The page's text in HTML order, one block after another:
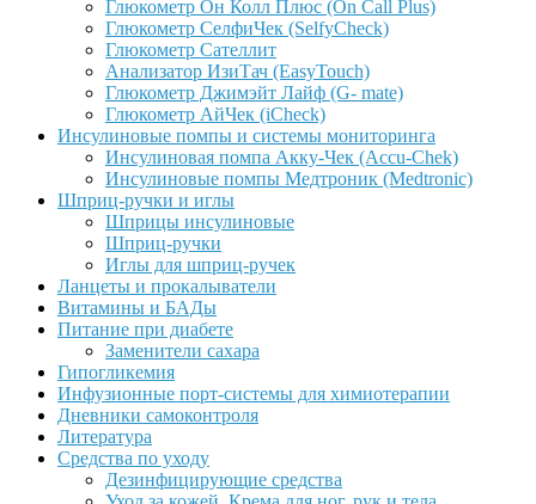
Глюкометр Он Колл Плюс (On Call Plus)
Глюкометр СелфиЧек (SelfyCheck)
Глюкометр Сателлит
Анализатор ИзиТач (EasyTouch)
Глюкометр Джимэйт Лайф (G- mate)
Глюкометр АйЧек (iCheck)
Инсулиновые помпы и системы мониторинга
Инсулиновая помпа Акку-Чек (Accu-Chek)
Инсулиновые помпы Медтроник (Medtronic)
Шприц-ручки и иглы
Шприцы инсулиновые
Шприц-ручки
Иглы для шприц-ручек
Ланцеты и прокалыватели
Витамины и БАДы
Питание при диабете
Заменители сахара
Гипогликемия
Инфузионные порт-системы для химиотерапии
Дневники самоконтроля
Литература
Средства по уходу
Дезинфицирующие средства